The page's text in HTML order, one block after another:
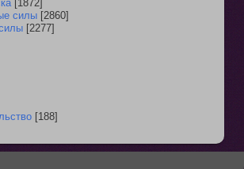
[1872]
силы [2860]
[2277]
[188]